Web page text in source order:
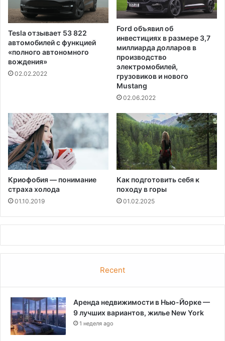
Tesla отзывает 53 822
автомобилей с функцией
«полного автономного
вождения»
02.02.2022
Ford объявил об
инвестициях в размере 3,7
миллиарда долларов в
производство
электромобилей,
грузовиков и нового
Mustang
02.06.2022
Криофобия — понимание
страха холода
01.10.2019
Как подготовить себя к
походу в горы
01.02.2025
Recent
Аренда недвижимости в Нью-Йорке —
9 лучших вариантов, жилье New York
1 неделя ago